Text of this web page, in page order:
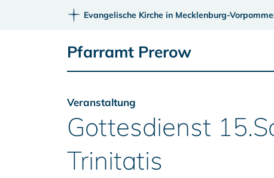
Evangelische Kirche in Mecklenburg-
Pfarramt Prerow
Veranstaltung
Gottesdienst
Trinitatis